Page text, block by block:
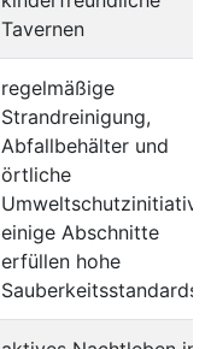
Tavernen
regelmäßige
Strandreinigung,
Abfallbehälter und
örtliche
einige Abschnitte
erfüllen hohe
Sauberkeitsstandards